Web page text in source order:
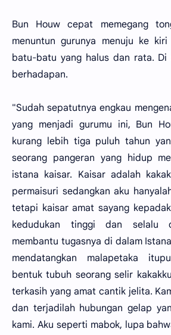
Bun Houw cepat memegang
menuntun gurunya menuju ke
batu-batu yang halus dan rata. Di
berhadapan.
"Sudah sepatutnya engkau
yang menjadi gurumu ini, Bun
kurang lebih tiga puluh tahun
seorang pangeran yang hidup
istana kaisar. Kaisar adalah
permaisuri sedangkan aku
tetapi kaisar amat sayang
kedudukan tinggi dan selalu
membantu tugasnya di dalam
mendatangkan malapetaka
bentuk tubuh seorang selir
terkasih yang amat cantik jelita.
dan terjadilah hubungan gelap
kami. Aku seperti mabok, lupa